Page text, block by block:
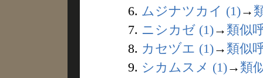
6. ムジナツカイ (1)→
7. ニシカゼ (1)→ 類似
8. カセヅエ (1)→ 類似
9. シカムスメ (1)→ 類